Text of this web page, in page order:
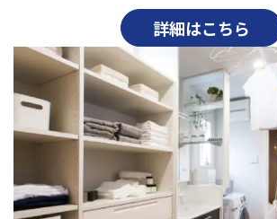
詳細はこちら